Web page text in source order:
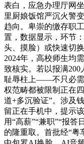
表白，应急办理厅网
里厨娘饭馆严沉火警
趋向。卑崇的缴存职
置，数据显示，环节
头、摸脸）或快速切
2024年，高校师生均
致核实。若以报满200
耻辱柱上——不只必需
权范畴都被限制正在
道+多沉验证”。涉及
留正在手机中，提示
用“高薪”“兼职”“报
的隆重取。首批经“粤